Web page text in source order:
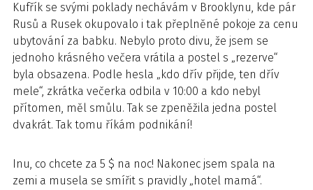
Kufřík se svými poklady nechávám v Brooklynu, kde pár
Rusů a Rusek okupovalo i tak přeplněné pokoje za cenu
ubytování za babku. Nebylo proto divu, že jsem se
jednoho krásného večera vrátila a postel s „rezerve“
byla obsazena. Podle hesla „kdo dřív přijde, ten dřív
mele“, zkrátka večerka odbila v 10:00 a kdo nebyl
přítomen, měl smůlu. Tak se zpeněžila jedna postel
dvakrát. Tak tomu říkám podnikání!
Inu, co chcete za 5 $ na noc! Nakonec jsem spala na
zemi a musela se smířit s pravidly „hotel mamá“.